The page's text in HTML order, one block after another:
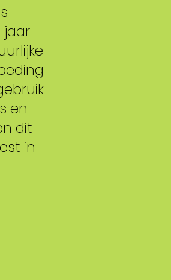
jaar
en
dit
in